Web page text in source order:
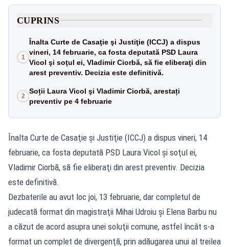
CUPRINS
1
Înalta Curte de Casaţie şi Justiţie (ICCJ) a dispus
vineri, 14 februarie, ca fosta deputată PSD Laura
Vicol şi soţul ei, Vladimir Ciorbă, să fie eliberaţi din
arest preventiv. Decizia este definitivă.
2
Soții Laura Vicol şi Vladimir Ciorbă, arestați
preventiv pe 4 februarie
Înalta Curte de Casaţie şi Justiţie (ICCJ) a dispus vineri, 14
februarie, ca fosta deputată PSD Laura Vicol şi soţul ei,
Vladimir Ciorbă, să fie eliberaţi din arest preventiv. Decizia
este definitivă.
Dezbaterile au avut loc joi, 13 februarie, dar completul de
judecată format din magistraţii Mihai Udroiu şi Elena Barbu nu
a căzut de acord asupra unei soluţii comune, astfel încât s-a
format un complet de divergenţă, prin adăugarea unui al treilea